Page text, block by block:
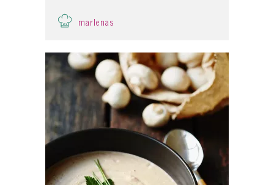
marlenas